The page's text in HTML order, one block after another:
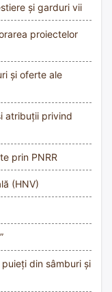
și garduri vii
proiectelor
și oferte ale
atribuții privind
prin PNRR
(HNV)
din sâmburi și